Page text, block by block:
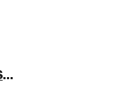
Du fikk en favorittmarkering på verket ingerms:Snille gutter leker best